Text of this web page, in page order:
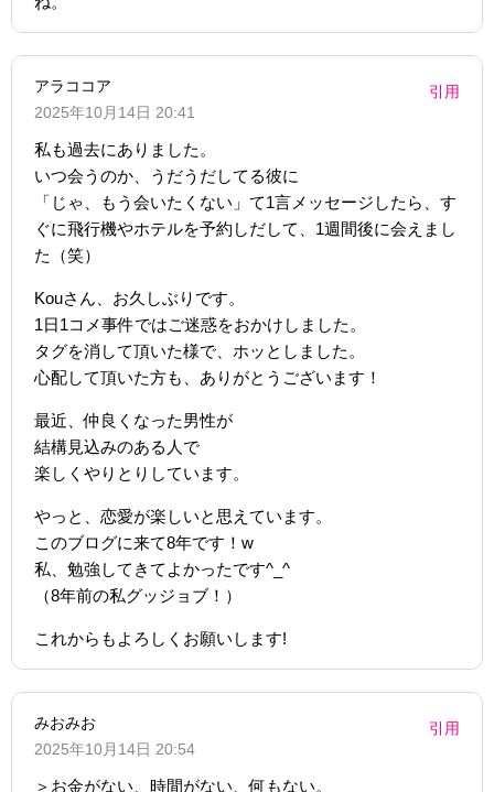
アラココア
2025年10月14日 20:41
引用
私も過去にありました。
いつ会うのか、うだうだしてる彼に
「じゃ、もう会いたくない」て1言メッセージしたら、す
ぐに飛行機やホテルを予約しだして、1週間後に会えまし
た（笑）
Kouさん、お久しぶりです。
1日1コメ事件ではご迷惑をおかけしました。
タグを消して頂いた様で、ホッとしました。
心配して頂いた方も、ありがとうございます！
最近、仲良くなった男性が
結構見込みのある人で
楽しくやりとりしています。
やっと、恋愛が楽しいと思えています。
このブログに来て8年です！w
私、勉強してきてよかったです^_^
（8年前の私グッジョブ！）
これからもよろしくお願いします!
みおみお
2025年10月14日 20:54
引用
＞お金がない、時間がない、何もない。